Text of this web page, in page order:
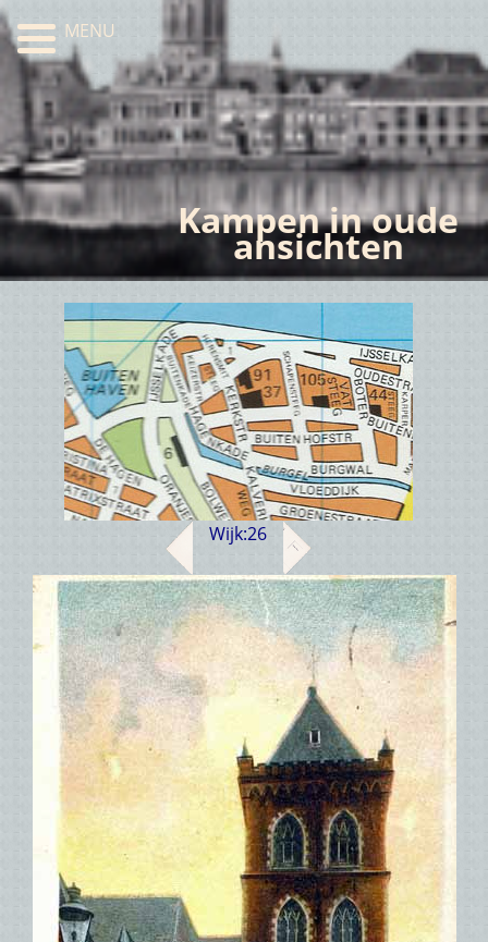
MENU
Kampen in oude
ansichten
Wijk:26